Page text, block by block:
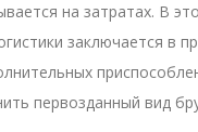
на затратах. В
заключается в
первозданный вид